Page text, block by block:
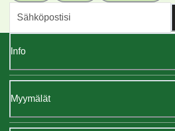
Info
Myymälät